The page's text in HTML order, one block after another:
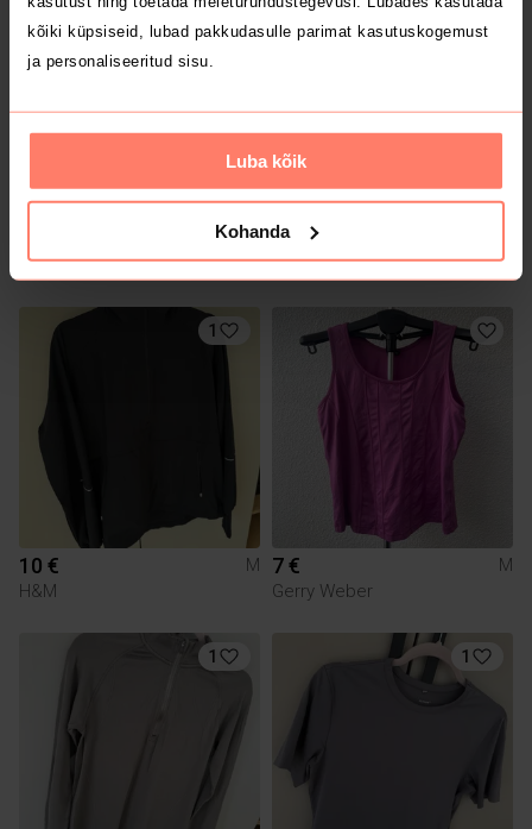
kõiki küpsiseid, lubad pakkudasulle parimat kasutuskogemust
ja personaliseeritud sisu.
Luba kõik
Kohanda
2
M
4
25 €
Stella McCartney
1
10 €
M
H&M
7 €
M
Gerry Weber
1 1